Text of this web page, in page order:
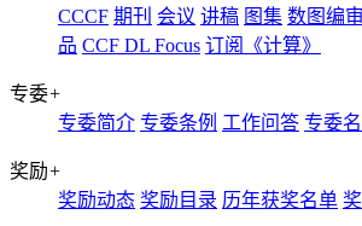
CCCF 期刊 会议 讲稿 图集 数图编
品 CCF DL Focus 订阅《计算》
专委+
专委简介 专委条例 工作问答 专委
奖励+
奖励动态 奖励目录 历年获奖名单